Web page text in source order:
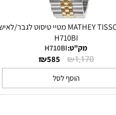
שעון MATHEY TISSOT מטיי טיסוט לגבר/לאישה
H710BI
H710BI
₪1,170
₪585